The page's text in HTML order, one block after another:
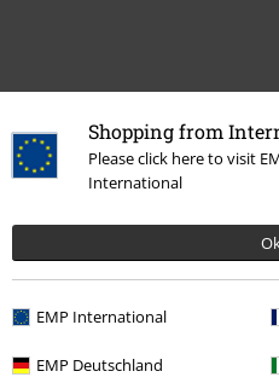
Shopping from
Please click here to visit
International
EMP International
EMP Deutschland
Zuletzt angesehene Artikel